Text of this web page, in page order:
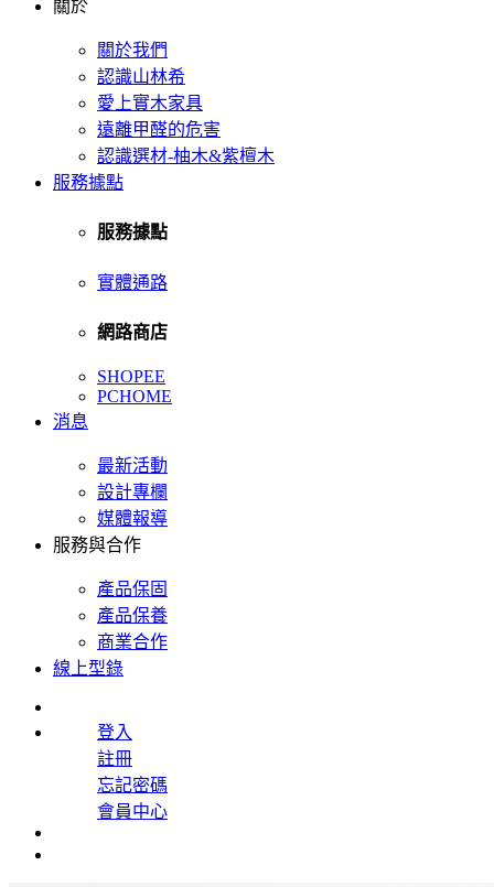
關於
關於我們
認識山林希
愛上實木家具
遠離甲醛的危害
認識選材-柚木&紫檀木
服務據點
服務據點
實體通路
網路商店
SHOPEE
PCHOME
消息
最新活動
設計專欄
媒體報導
服務與合作
產品保固
產品保養
商業合作
線上型錄
登入
註冊
忘記密碼
會員中心